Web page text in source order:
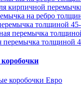
кирпичной
на ребро
толщиной
перемычка
перемычка толщиной
коробочки Евро